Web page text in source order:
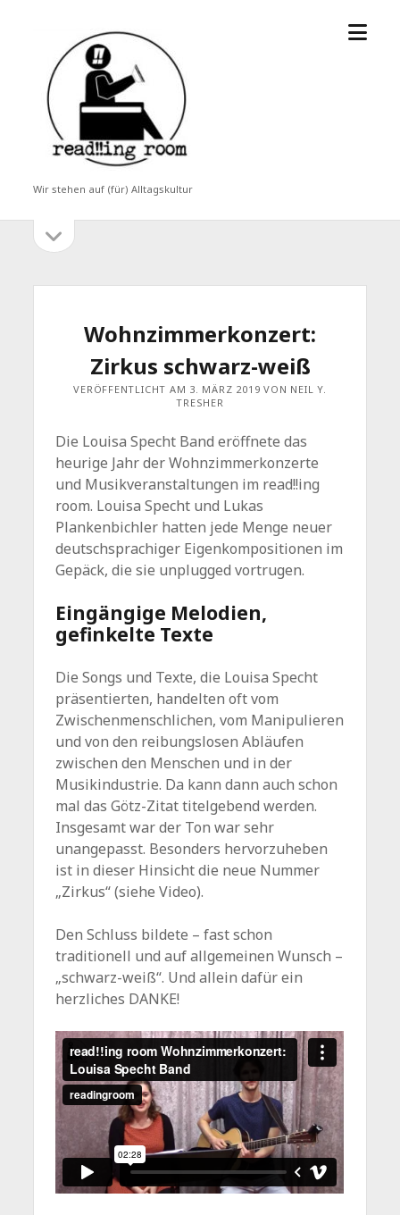
read!!ing
room
Wir stehen auf (für) Alltagskultur
Menü
Seitenleiste
öffnen
Wohnzimmerkonzert:
Zirkus schwarz-weiß
VERÖFFENTLICHT AM 3. MÄRZ 2019 VON NEIL Y.
TRESHER
Die Louisa Specht Band eröffnete das
heurige Jahr der Wohnzimmerkonzerte
und Musikveranstaltungen im read!!ing
room. Louisa Specht und Lukas
Plankenbichler hatten jede Menge neuer
deutschsprachiger Eigenkompositionen im
Gepäck, die sie unplugged vortrugen.
Eingängige Melodien,
gefinkelte Texte
Die Songs und Texte, die Louisa Specht
präsentierten, handelten oft vom
Zwischenmenschlichen, vom Manipulieren
und von den reibungslosen Abläufen
zwischen den Menschen und in der
Musikindustrie. Da kann dann auch schon
mal das Götz-Zitat titelgebend werden.
Insgesamt war der Ton war sehr
unangepasst. Besonders hervorzuheben
ist in dieser Hinsicht die neue Nummer
„Zirkus“ (siehe Video).
Den Schluss bildete – fast schon
traditionell und auf allgemeinen Wunsch –
„schwarz-weiß“. Und allein dafür ein
herzliches DANKE!